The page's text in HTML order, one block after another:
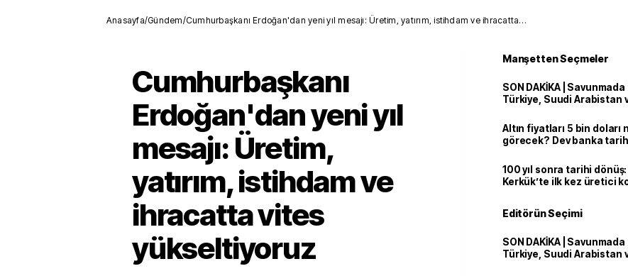
Anasayfa/Gündem/Cumhurbaşkanı Erdoğan'dan yeni yıl mesajı: Üretim, yatırım, istihdam ve ihracatta
Cumhurbaşkanı
Erdoğan'dan yeni yıl
mesajı: Üretim,
yatırım, istihdam ve
ihracatta vites
yükseltiyoruz
Manşetten Seçmeler
SON DAKİKA |
Türkiye, Suudi Arabistan
Altın fiyatları 5 bin doları
görecek? Dev banka
100 yıl sonra tarihi
Kerkük’te ilk kez üretici
Editörün Seçimi
SON DAKİKA |
Türkiye, Suudi Arabistan